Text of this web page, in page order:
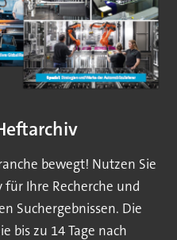
bewegt! Nutzen Sie
Ihre Recherche und
Suchergebnissen. Die
bis zu 14 Tage nach